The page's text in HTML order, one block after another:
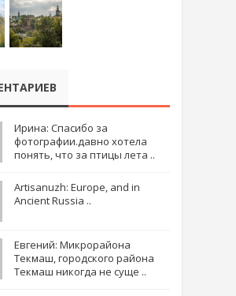
Ирина: Спасибо за
фотографии.давно хотела
понять, что за птицы лета ..
Artisanuzh: Europe, and in
Ancient Russia ..
Евгений: Микрорайона
Текмаш, городского района
Текмаш никогда не суще ..